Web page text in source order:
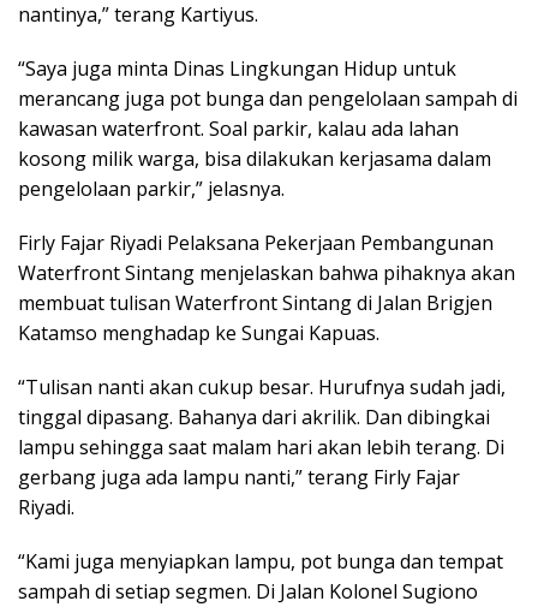
nantinya,” terang Kartiyus.
“Saya juga minta Dinas Lingkungan Hidup untuk
merancang juga pot bunga dan pengelolaan sampah di
kawasan waterfront. Soal parkir, kalau ada lahan
kosong milik warga, bisa dilakukan kerjasama dalam
pengelolaan parkir,” jelasnya.
Firly Fajar Riyadi Pelaksana Pekerjaan Pembangunan
Waterfront Sintang menjelaskan bahwa pihaknya akan
membuat tulisan Waterfront Sintang di Jalan Brigjen
Katamso menghadap ke Sungai Kapuas.
“Tulisan nanti akan cukup besar. Hurufnya sudah jadi,
tinggal dipasang. Bahanya dari akrilik. Dan dibingkai
lampu sehingga saat malam hari akan lebih terang. Di
gerbang juga ada lampu nanti,” terang Firly Fajar
Riyadi.
“Kami juga menyiapkan lampu, pot bunga dan tempat
sampah di setiap segmen. Di Jalan Kolonel Sugiono